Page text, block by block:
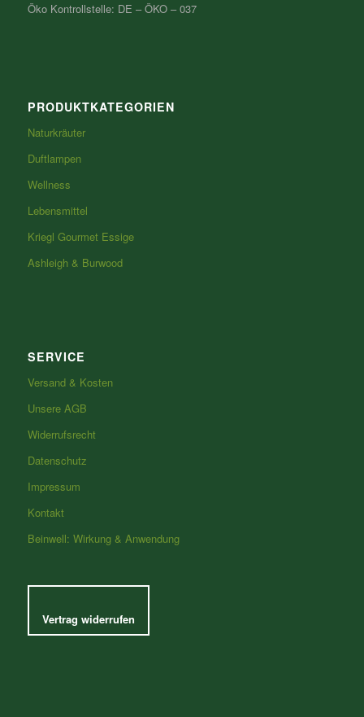
Öko Kontrollstelle: DE – ÖKO – 037
PRODUKTKATEGORIEN
Naturkräuter
Duftlampen
Wellness
Lebensmittel
Kriegl Gourmet Essige
Ashleigh & Burwood
SERVICE
Versand & Kosten
Unsere AGB
Widerrufsrecht
Datenschutz
Impressum
Kontakt
Beinwell: Wirkung & Anwendung
Vertrag widerrufen